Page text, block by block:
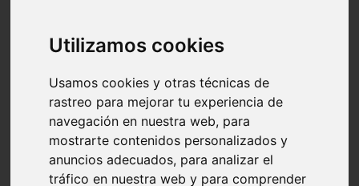
Utilizamos cookies
Usamos cookies y otras técnicas de
rastreo para mejorar tu experiencia de
navegación en nuestra web, para
mostrarte contenidos personalizados y
anuncios adecuados, para analizar el
tráfico en nuestra web y para comprender
Cantabria - suances
Sevilla - bormujos
Málaga - júzcar
Huesca - alquézar
Huesca - castejón-de-sos
Lleida - alt-àneu
Córdoba - almedinilla
Navarra - zangoza